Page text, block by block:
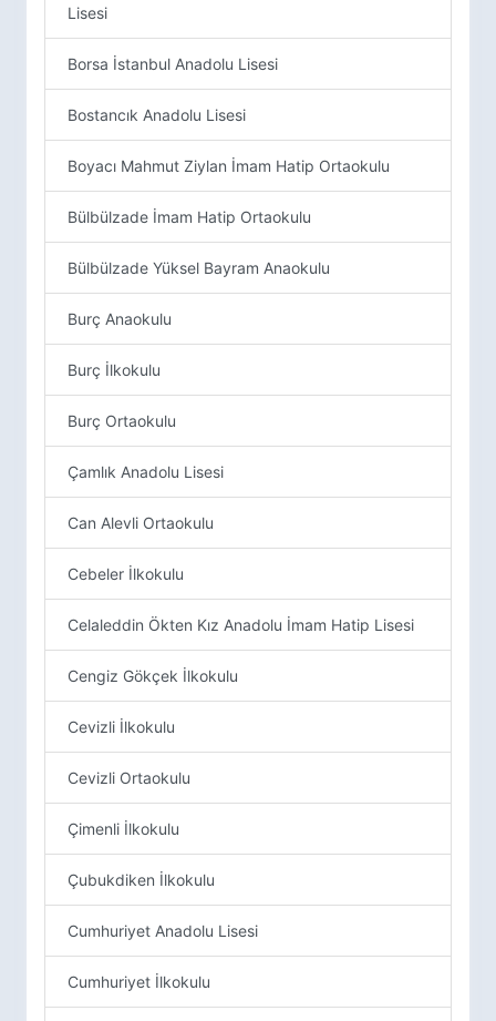
Lisesi
Borsa İstanbul Anadolu Lisesi
Bostancık Anadolu Lisesi
Boyacı Mahmut Ziylan İmam Hatip Ortaokulu
Bülbülzade İmam Hatip Ortaokulu
Bülbülzade Yüksel Bayram Anaokulu
Burç Anaokulu
Burç İlkokulu
Burç Ortaokulu
Çamlık Anadolu Lisesi
Can Alevli Ortaokulu
Cebeler İlkokulu
Celaleddin Ökten Kız Anadolu İmam Hatip Lisesi
Cengiz Gökçek İlkokulu
Cevizli İlkokulu
Cevizli Ortaokulu
Çimenli İlkokulu
Çubukdiken İlkokulu
Cumhuriyet Anadolu Lisesi
Cumhuriyet İlkokulu